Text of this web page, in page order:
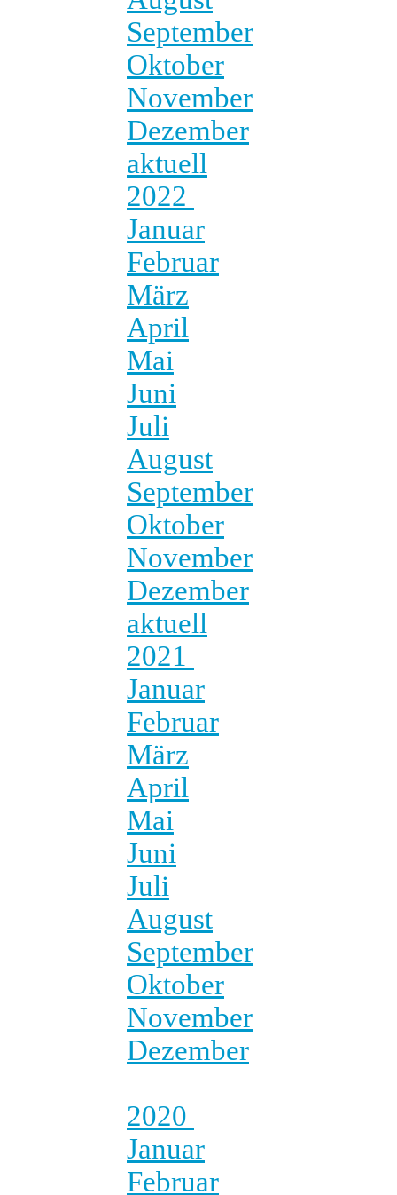
September
Oktober
November
Dezember
aktuell
2022
Januar
Februar
März
April
Mai
Juni
Juli
August
September
Oktober
November
Dezember
aktuell
2021
Januar
Februar
März
April
Mai
Juni
Juli
August
September
Oktober
November
Dezember
2020
Januar
Februar